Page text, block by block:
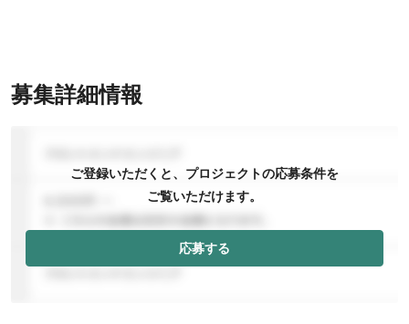
募集詳細情報
ご登録いただくと、プロジェクトの応募条件を
ご覧いただけます。
応募する